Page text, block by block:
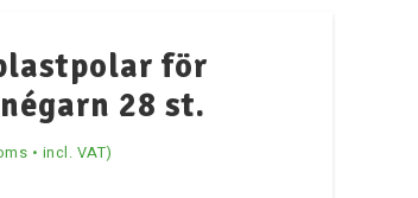
för
28 st.
• incl. VAT)